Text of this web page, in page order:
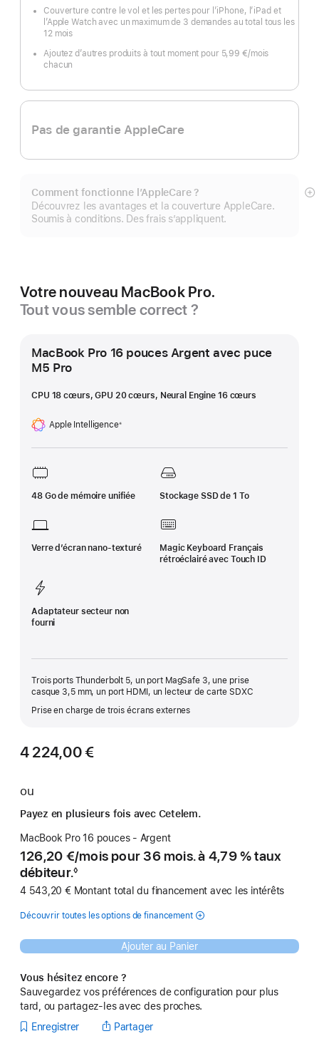
Couverture contre le vol et les pertes pour l’iPhone, l’iPad et
l’Apple Watch avec un maximum de 3 demandes au total tous les
12 mois
Ajoutez d’autres produits à tout moment pour 5,99 €/mois
chacun
Pas de garantie AppleCare
Comment fonctionne l’AppleCare ?
Découvrez les avantages et la couverture AppleCare.
Soumis à conditions. Des frais s’appliquent.
Votre nouveau MacBook Pro.
Tout vous semble correct ?
MacBook Pro 16 pouces Argent avec puce
M5 Pro
CPU 18 cœurs, GPU 20 cœurs, Neural Engine 16 cœurs
Apple Intelligence
Note
de
※
48 Go de mémoire unifiée Stockage SSD de 1 To
Verre d’écran nano‑texturé
Magic Keyboard Français
rétroéclairé avec Touch ID
Adaptateur secteur non
fourni
Trois ports Thunderbolt 5, un port MagSafe 3, une prise
casque 3,5 mm, un port HDMI, un lecteur de carte SDXC
Prise en charge de trois écrans externes
4 224,00 €
ou
Payez en plusieurs fois avec Cetelem.
MacBook Pro 16 pouces - Argent
126,20 €/par
mois pour 36 mois. à 4,79 % taux
débiteur.
de
page
◊
4 543,20 € Montant total du financement avec les intérêts
Découvrir toutes les options de financement
Ajouter au Panier
Vous hésitez encore ?
Sauvegardez vos préférences de configuration pour plus
tard, ou partagez-les avec des proches.
Enregistrer
Partager